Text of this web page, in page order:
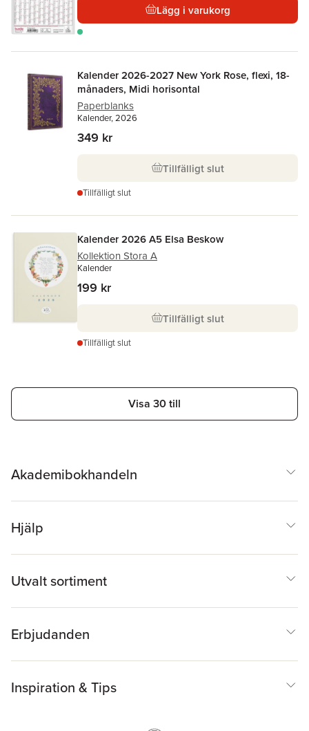
Lägg i varukorg
Kalender 2026-2027 New York Rose, flexi, 18-
månaders, Midi horisontal
Paperblanks
Kalender, 2026
349 kr
Tillfälligt slut
Tillfälligt slut
Kalender 2026 A5 Elsa Beskow
Kollektion Stora A
Kalender
199 kr
Tillfälligt slut
Tillfälligt slut
Visa 30 till
Akademibokhandeln
Hjälp
Utvalt sortiment
Erbjudanden
Inspiration & Tips